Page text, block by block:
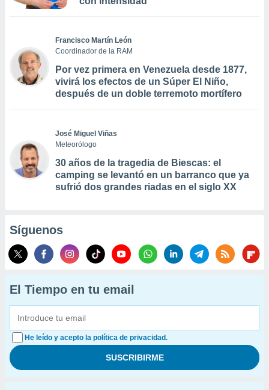
Francisco Martín León
Coordinador de la RAM
Por vez primera en Venezuela desde 1877,
vivirá los efectos de un Súper El Niño,
después de un doble terremoto mortífero
José Miguel Viñas
Meteorólogo
30 años de la tragedia de Biescas: el
camping se levantó en un barranco que ya
sufrió dos grandes riadas en el siglo XX
Síguenos
El Tiempo en tu email
He leído y acepto la política de privacidad.